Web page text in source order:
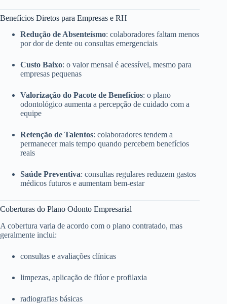
Benefícios Diretos para Empresas e RH
Redução de Absenteísmo: colaboradores faltam menos
por dor de dente ou consultas emergenciais
Custo Baixo: o valor mensal é acessível, mesmo para
empresas pequenas
Valorização do Pacote de Benefícios: o plano
odontológico aumenta a percepção de cuidado com a
equipe
Retenção de Talentos: colaboradores tendem a
permanecer mais tempo quando percebem benefícios
reais
Saúde Preventiva: consultas regulares reduzem gastos
médicos futuros e aumentam bem-estar
Coberturas do Plano Odonto Empresarial
A cobertura varia de acordo com o plano contratado, mas
geralmente inclui:
consultas e avaliações clínicas
limpezas, aplicação de flúor e profilaxia
radiografias básicas